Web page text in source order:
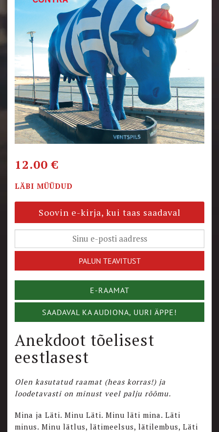
12.00€
LÄBI MÜÜDUD
Soovin e-kirja, kui taas saadaval
E-RAAMAT
SAADAVAL KA AUDIONA, UURI ÄPPE!
Anekdoot tõelisest
eestlasest
Olen kasutatud raamat (heas korras!) ja
loodetavasti on minust veel palju rõõmu.
Mina ja Läti. Minu Läti. Minu läti mina. Läti
minus. Minu lätlus, lätimeelsus, lätilembus, Läti